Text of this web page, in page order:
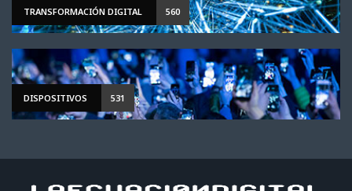
TRANSFORMACIÓN DIGITAL 560
DISPOSITIVOS 531